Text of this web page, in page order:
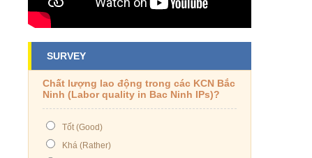
SURVEY
Chất lượng lao động trong các KCN Bắc
Ninh (Labor quality in Bac Ninh IPs)?
Tốt (Good)
Khá (Rather)